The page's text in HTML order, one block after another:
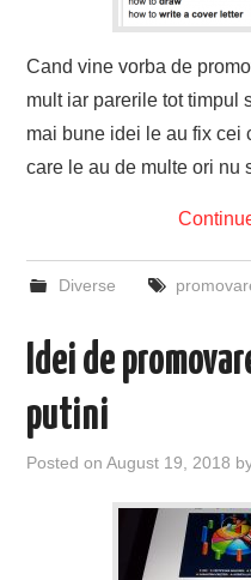
Cand vine vorba de
mult iar parerile tot timpul
mai bune idei le au fix cei
care le au de multe ori nu
Diverse
Idei de
putini
Posted onAugust 19, 2018